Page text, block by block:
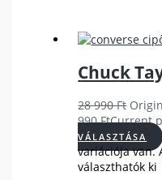
Chuck
28 990Ft
990FtCurrent
VÁLASZTÁSA
variációja van.
választhatók ki